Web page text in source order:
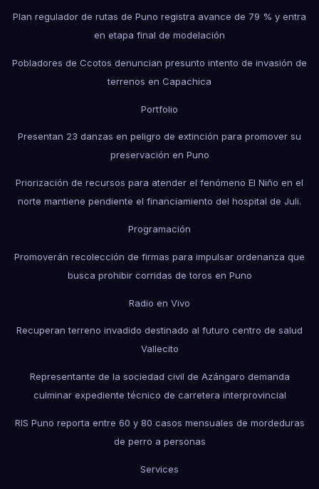
Plan regulador de rutas de Puno registra avance de 79 % y entra
en etapa final de modelación
Pobladores de Ccotos denuncian presunto intento de invasión de
terrenos en Capachica
Portfolio
Presentan 23 danzas en peligro de extinción para promover su
preservación en Puno
Priorización de recursos para atender el fenómeno El Niño en el
norte mantiene pendiente el financiamiento del hospital de Juli.
Programación
Promoverán recolección de firmas para impulsar ordenanza que
busca prohibir corridas de toros en Puno
Radio en Vivo
Recuperan terreno invadido destinado al futuro centro de salud
Vallecito
Representante de la sociedad civil de Azángaro demanda
culminar expediente técnico de carretera interprovincial
RIS Puno reporta entre 60 y 80 casos mensuales de mordeduras
de perro a personas
Services